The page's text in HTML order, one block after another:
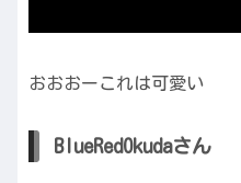
おおおーこれは可愛い
BlueRedOkudaさん